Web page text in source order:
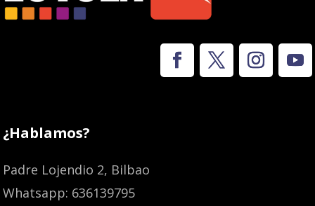
¿Hablamos?
Padre Lojendio 2, Bilbao
Whatsapp: 636139795